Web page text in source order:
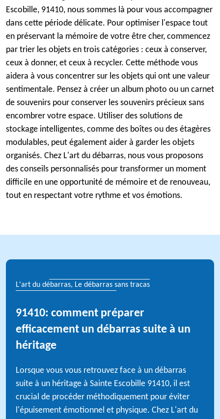
Escobille, 91410, nous sommes là pour vous accompagner
dans cette période délicate. Pour optimiser l'espace tout
en préservant la mémoire de votre être cher, commencez
par trier les objets en trois catégories : ceux à conserver,
ceux à donner, et ceux à recycler. Cette méthode vous
aidera à vous concentrer sur les objets qui ont une valeur
sentimentale. Pensez à créer un album photo ou un carnet
de souvenirs pour conserver les souvenirs précieux sans
encombrer votre espace. Utiliser des solutions de
stockage intelligentes, comme des boîtes ou des étagères
modulables, peut également aider à garder les objets
organisés. Chez L'art du débarras, nous vous proposons
des conseils personnalisés pour transformer un moment
difficile en une opportunité de mémoire et de renouveau,
tout en respectant votre rythme et vos émotions.
L'art du débarras, Le débarras sans tracas
91410: comment préparer
efficacement un débarras suite à un
héritage
Lorsque vous vous retrouvez face à un débarras
suite à un héritage à Sainte Escobille 91410, il est
crucial de procéder méthodiquement pour éviter
l'épuisement émotionnel et physique. Chez L'art du